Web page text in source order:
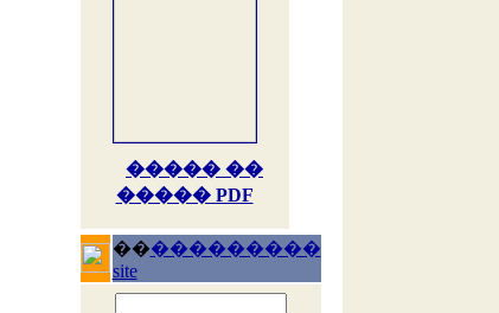
����� ��
����� PDF
�����������
site